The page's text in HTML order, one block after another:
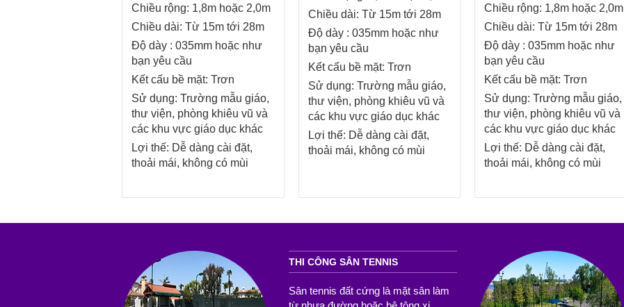
Chiều rộng: 1,8m hoặc 2,0m
Chiều dài: Từ 15m tới 28m
Độ dày : 035mm hoặc như
bạn yêu cầu
Kết cấu bề mặt: Trơn
Sử dụng: Trường mẫu giáo,
thư viện, phòng khiêu vũ và
các khu vực giáo dục khác
Lợi thế: Dễ dàng cài đặt,
thoải mái, không có mùi
Chiều dài: Từ 15m tới 28m
Độ dày : 035mm hoặc như
bạn yêu cầu
Kết cấu bề mặt: Trơn
Sử dụng: Trường mẫu giáo,
thư viện, phòng khiêu vũ và
các khu vực giáo dục khác
Lợi thế: Dễ dàng cài đặt,
thoải mái, không có mùi
Chiều rộng: 1,8m hoặc 2,0m
Chiều dài: Từ 15m tới 28m
Độ dày : 035mm hoặc như
bạn yêu cầu
Kết cấu bề mặt: Trơn
Sử dụng: Trường mẫu giáo,
thư viện, phòng khiêu vũ và
các khu vực giáo dục khác
Lợi thế: Dễ dàng cài đặt,
thoải mái, không có mùi
THI CÔNG SÂN TENNIS
Sân tennis đất cứng là mặt sân làm